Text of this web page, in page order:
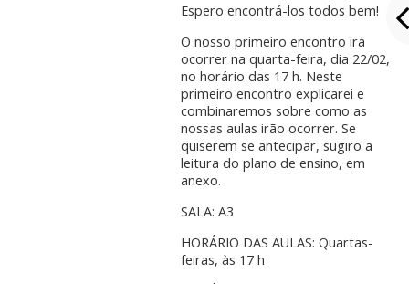
Espero encontrá-los todos bem!
O nosso primeiro encontro irá
ocorrer na quarta-feira, dia 22/02,
no horário das 17 h. Neste
primeiro encontro explicarei e
combinaremos sobre como as
nossas aulas irão ocorrer. Se
quiserem se antecipar, sugiro a
leitura do plano de ensino, em
anexo.
SALA: A3
HORÁRIO DAS AULAS: Quartas-
feiras, às 17 h